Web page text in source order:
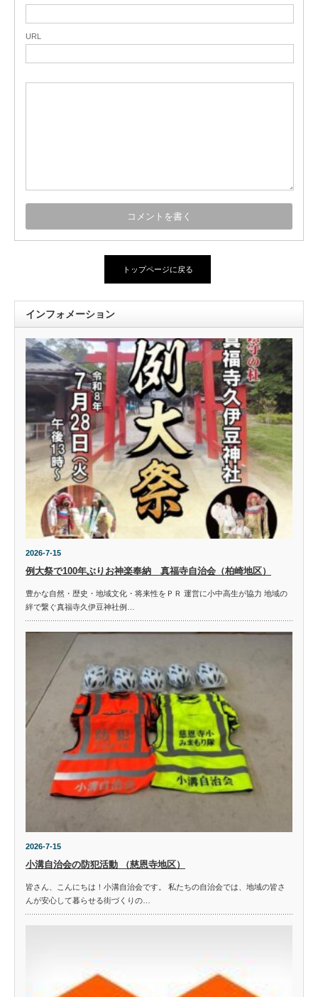
URL
トップページに戻る
インフォメーション
2026-7-15
例大祭で100年ぶりお神楽奉納 真福寺自治会（柏崎地区）
豊かな自然・歴史・地域文化・将来性をＰＲ 運営に小中高生が協力 地域の
絆で繋ぐ真福寺久伊豆神社例…
2026-7-15
小溝自治会の防犯活動 （慈恩寺地区）
皆さん、こんにちは！小溝自治会です。 私たちの自治会では、地域の皆さ
んが安心して暮らせる街づくりの…